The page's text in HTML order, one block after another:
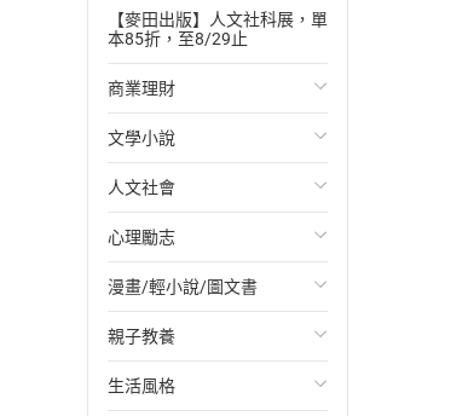
【麥田出版】人文社科展，單
本85折，至8/29止
商業理財
投資理財
經濟/趨勢
財務/金融
管理/領導
職場工作術
成功法
文學小說
歐美文學
日本文學
韓國文學
華文文學
經典文學
人文社會
國際關係
政治
社會科學
台灣/中國歷史
心理勵志
心靈成長/情緒
人際關係
兩性關係
漫畫/輕小說/圖文書
輕小說
奇幻/科幻
親子教養
教育現場
生活風格